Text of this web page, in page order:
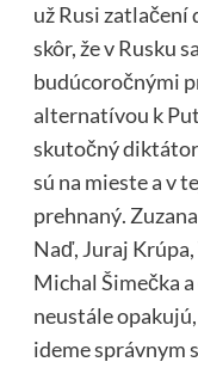
už Rusi zatlačení
skôr, že v Rusku
budúcoročnými
alternatívou k
skutočný
sú na mieste a v
prehnaný.
Naď, Juraj
Michal Šimečka
neustále
ideme správnym